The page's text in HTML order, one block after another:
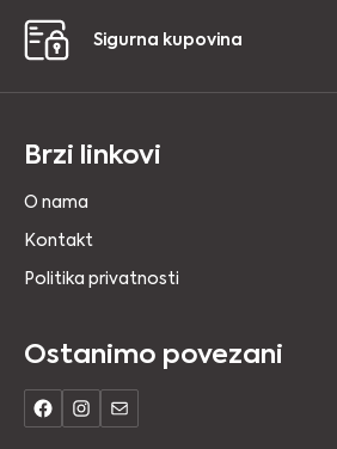
Sigurna kupovina
Brzi linkovi
O nama
Kontakt
Politika privatnosti
Ostanimo povezani